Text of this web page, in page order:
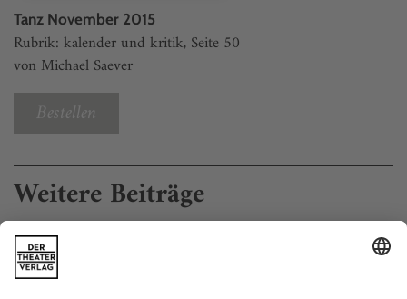
Tanz November 2015
Rubrik: kalender und kritik, Seite 50
von Michael Saever
Bestellen
Weitere Beiträge
Warm-Up
gestohlene gefühle